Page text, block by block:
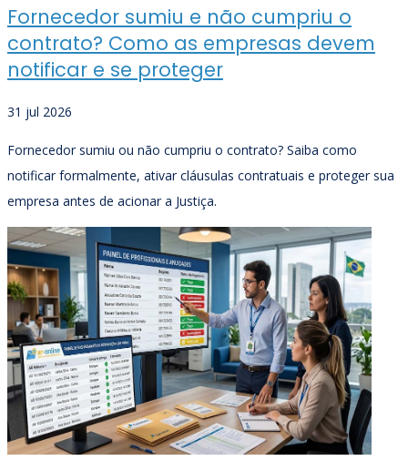
Fornecedor sumiu e não cumpriu o
contrato? Como as empresas devem
notificar e se proteger
31 jul 2026
Fornecedor sumiu ou não cumpriu o contrato? Saiba como
notificar formalmente, ativar cláusulas contratuais e proteger sua
empresa antes de acionar a Justiça.